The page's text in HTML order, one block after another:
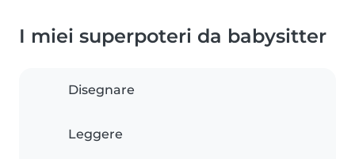
I miei superpoteri da babysitter
Disegnare
Leggere